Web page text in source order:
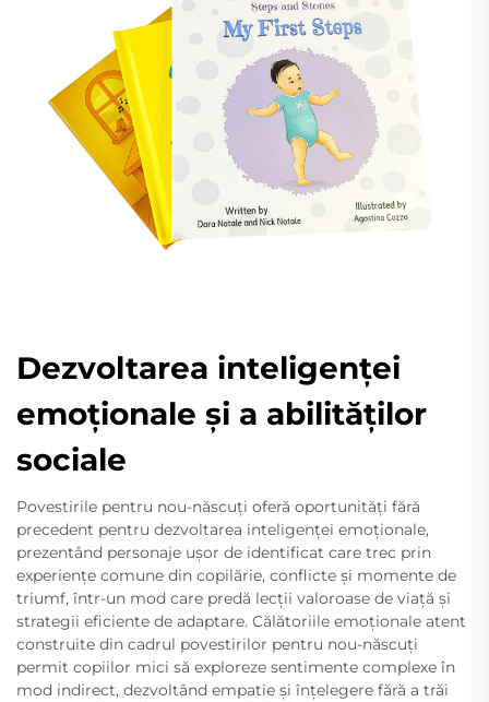
Dezvoltarea inteligenței
emoționale și a abilităților
sociale
Povestirile pentru nou-născuți oferă oportunități fără
precedent pentru dezvoltarea inteligenței emoționale,
prezentând personaje ușor de identificat care trec prin
experiențe comune din copilărie, conflicte și momente de
triumf, într-un mod care predă lecții valoroase de viață și
strategii eficiente de adaptare. Călătoriile emoționale atent
construite din cadrul povestirilor pentru nou-născuți
permit copiilor mici să exploreze sentimente complexe în
mod indirect, dezvoltând empatie și înțelegere fără a trăi